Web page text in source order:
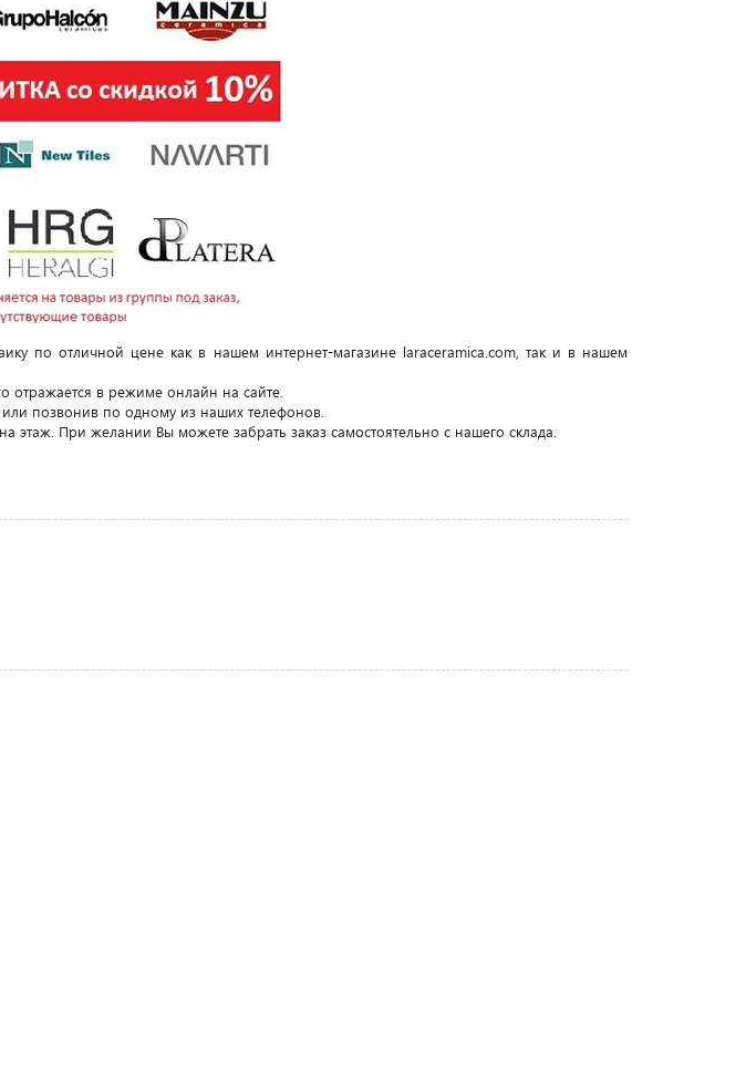
по отличной цене как в нашем интернет-магазине laraceramica.com, так и в нашем
отражается в режиме онлайн на сайте.
позвонив по одному из наших телефонов.
этаж. При желании Вы можете забрать заказ самостоятельно с нашего склада.